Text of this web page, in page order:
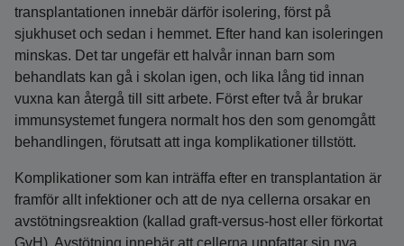
transplantationen innebär därför isolering, först på
sjukhuset och sedan i hemmet. Efter hand kan isoleringen
minskas. Det tar ungefär ett halvår innan barn som
behandlats kan gå i skolan igen, och lika lång tid innan
vuxna kan återgå till sitt arbete. Först efter två år brukar
immunsystemet fungera normalt hos den som genomgått
behandlingen, förutsatt att inga komplikationer tillstött.
Komplikationer som kan inträffa efter en transplantation är
framför allt infektioner och att de nya cellerna orsakar en
avstötningsreaktion (kallad graft-versus-host eller förkortat